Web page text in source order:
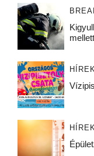
mellett